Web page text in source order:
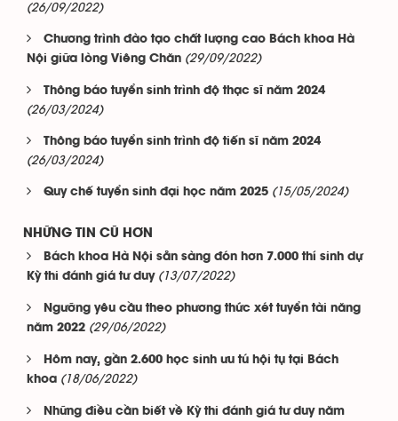
(26/09/2022)
Chương trình đào tạo chất lượng cao Bách khoa Hà
Nội giữa lòng Viêng Chăn (29/09/2022)
Thông báo tuyển sinh trình độ thạc sĩ năm 2024
(26/03/2024)
Thông báo tuyển sinh trình độ tiến sĩ năm 2024
(26/03/2024)
Quy chế tuyển sinh đại học năm 2025 (15/05/2024)
NHỮNG TIN CŨ HƠN
Bách khoa Hà Nội sẵn sàng đón hơn 7.000 thí sinh dự
Kỳ thi đánh giá tư duy (13/07/2022)
Ngưỡng yêu cầu theo phương thức xét tuyển tài năng
năm 2022 (29/06/2022)
Hôm nay, gần 2.600 học sinh ưu tú hội tụ tại Bách
khoa (18/06/2022)
Những điều cần biết về Kỳ thi đánh giá tư duy năm